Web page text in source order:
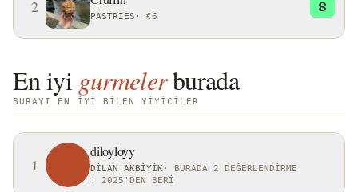
2 PASTRIES · €6
8
En iyi gurmelerburada
BURAYI EN IYI BILEN YIYICILER
1
diloyloyy
DILAN AKBIYIK · BURADA 2 DEĞERLENDIRME
· 2025'DEN BERI